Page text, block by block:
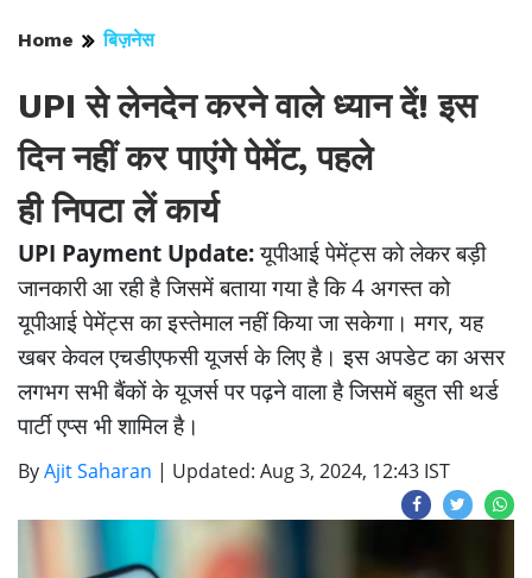
Home बिज़नेस
UPI से लेनदेन करने वाले ध्यान दें! इस
दिन नहीं कर पाएंगे पेमेंट, पहले
ही निपटा लें कार्य
UPI Payment Update:यूपीआई पेमेंट्स को लेकर बड़ी
जानकारी आ रही है जिसमें बताया गया है कि 4 अगस्त को
यूपीआई पेमेंट्स का इस्तेमाल नहीं किया जा सकेगा। मगर, यह
खबर केवल एचडीएफसी यूजर्स के लिए है। इस अपडेट का असर
लगभग सभी बैंकों के यूजर्स पर पढ़ने वाला है जिसमें बहुत सी थर्ड
पार्टी एप्स भी शामिल है।
ByAjit Saharan | Updated: Aug 3, 2024, 12:43 IST